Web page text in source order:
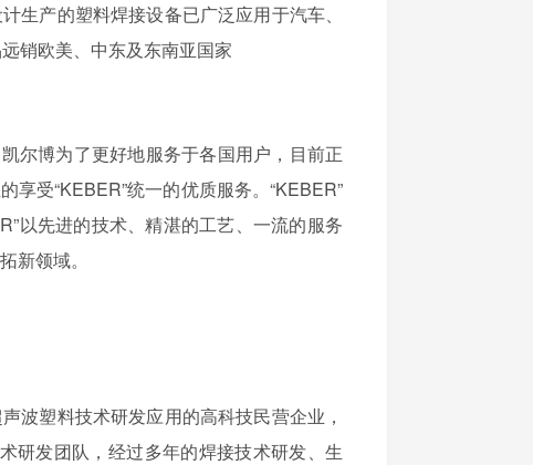
生产的塑料焊接设备已广泛应用于汽车、
销欧美、中东及东南亚国家
尔博为了更好地服务于各国用户，目前正
受“KEBER”统一的优质服务。“KEBER”
以先进的技术、精湛的工艺、一流的服务
新领域。
波塑料技术研发应用的高科技民营企业，
研发团队，经过多年的焊接技术研发、生